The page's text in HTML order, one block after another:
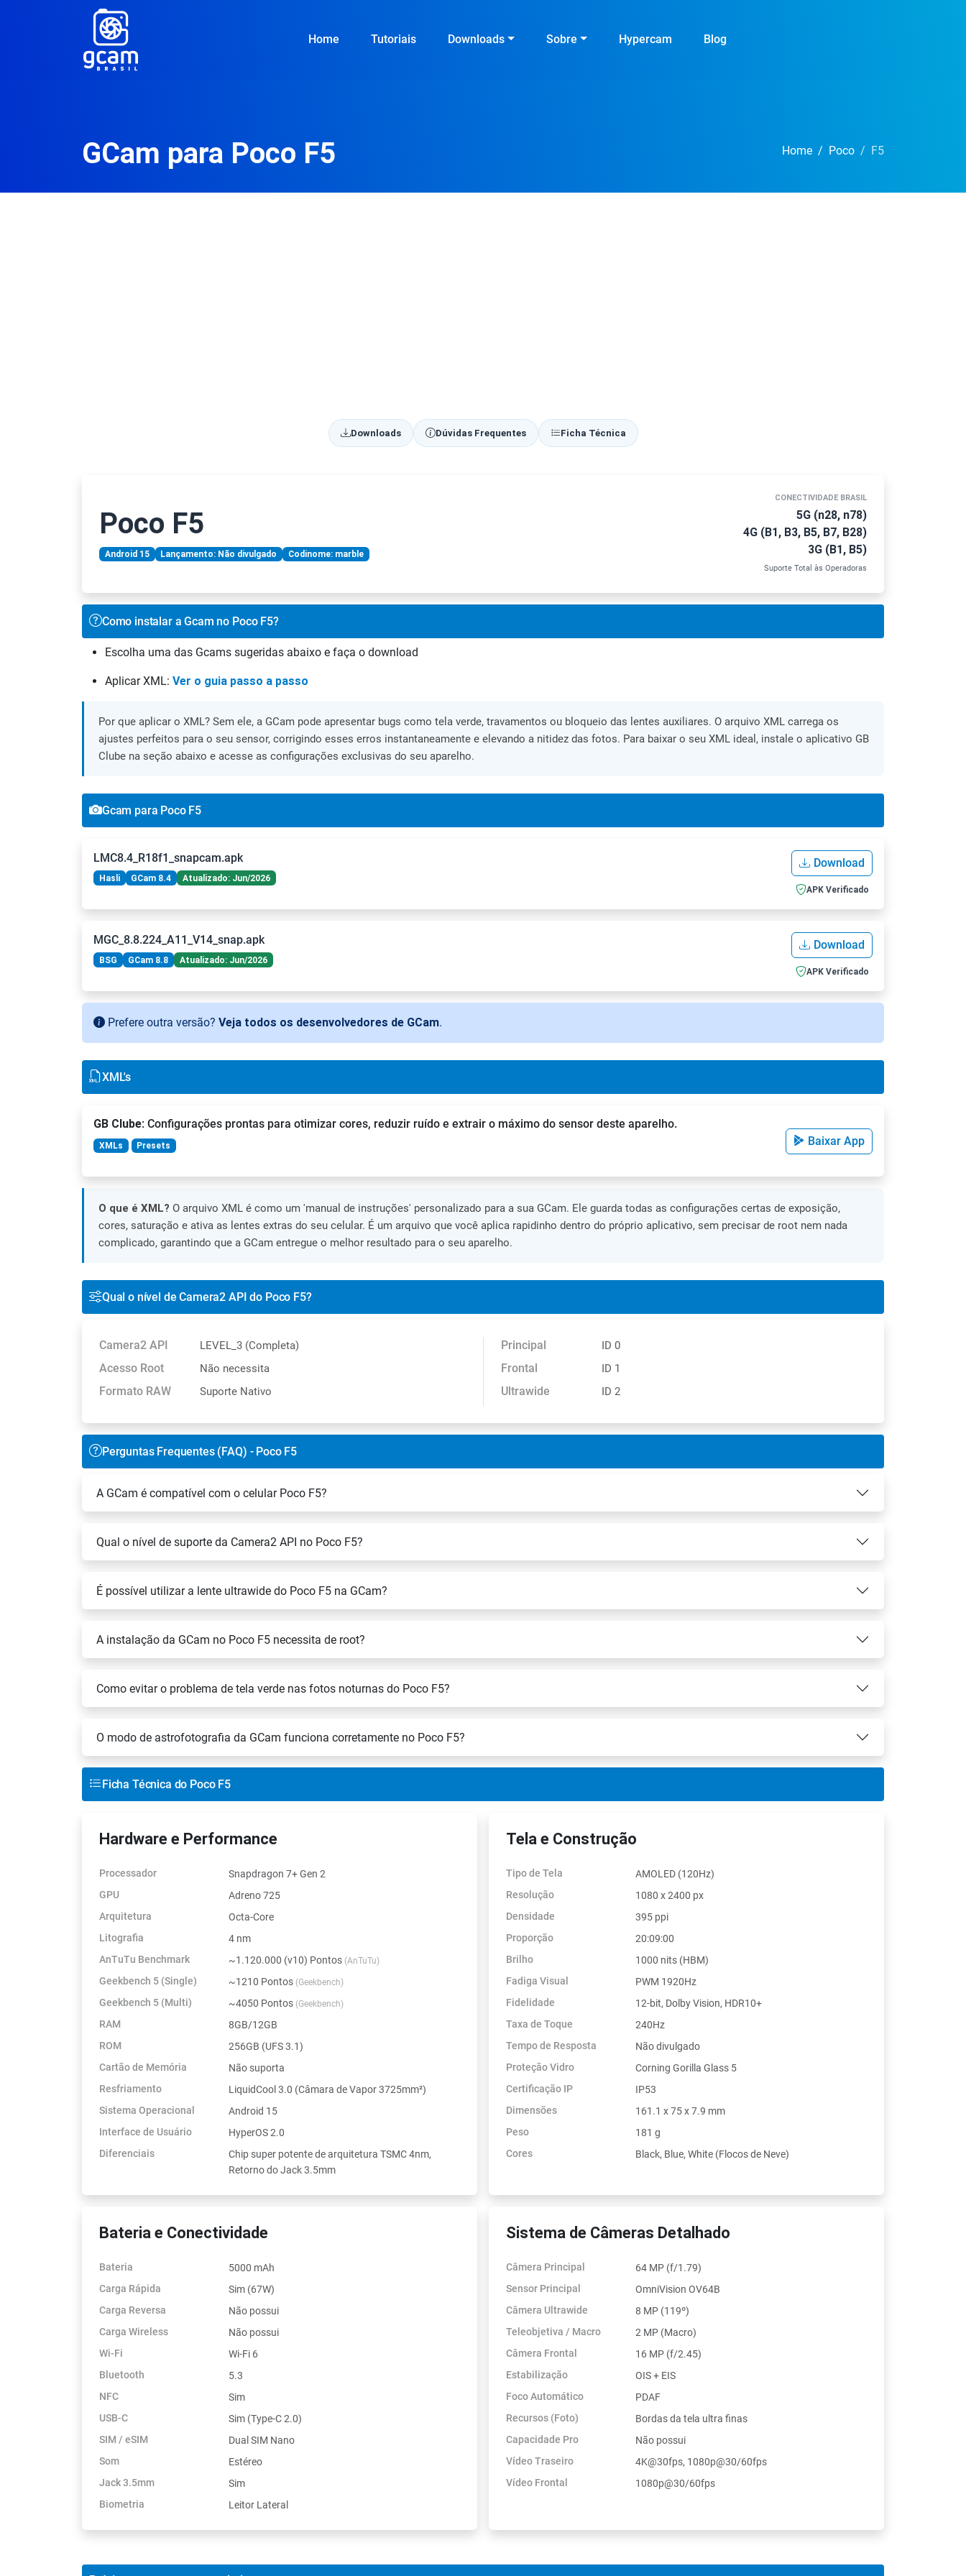
Home Tutoriais Downloads Sobre Hypercam Blog
GCam para Poco F5 Home Poco F5
Downloads Dúvidas Frequentes Ficha Técnica
Poco F5
Android 15 Lançamento: Não divulgado Codinome: marble
CONECTIVIDADE BRASIL
5G (n28, n78)
4G (B1, B3, B5, B7, B28)
3G (B1, B5)
Suporte Total às Operadoras
Como instalar a Gcam no Poco F5?
Escolha uma das Gcams sugeridas abaixo e faça o download
Aplicar XML: Ver o guia passo a passo
Por que aplicar o XML? Sem ele, a GCam pode apresentar bugs como tela verde, travamentos ou bloqueio das lentes auxiliares. O arquivo XML carrega os
ajustes perfeitos para o seu sensor, corrigindo esses erros instantaneamente e elevando a nitidez das fotos. Para baixar o seu XML ideal, instale o aplicativo GB
Clube na seção abaixo e acesse as configurações exclusivas do seu aparelho.
Gcam para Poco F5
LMC8.4_R18f1_snapcam.apk
Hasli GCam 8.4 Atualizado: Jun/2026
Download
APK Verificado
MGC_8.8.224_A11_V14_snap.apk
BSG GCam 8.8 Atualizado: Jun/2026
Download
APK Verificado
Prefere outra versão? Veja todos os desenvolvedores de GCam.
XML's
GB Clube: Configurações prontas para otimizar cores, reduzir ruído e extrair o máximo do sensor deste aparelho.
XMLs Presets Baixar App
O que é XML? O arquivo XML é como um 'manual de instruções' personalizado para a sua GCam. Ele guarda todas as configurações certas de exposição,
cores, saturação e ativa as lentes extras do seu celular. É um arquivo que você aplica rapidinho dentro do próprio aplicativo, sem precisar de root nem nada
complicado, garantindo que a GCam entregue o melhor resultado para o seu aparelho.
Qual o nível de Camera2 API do Poco F5?
Camera2 API LEVEL_3 (Completa)
Acesso Root Não necessita
Formato RAW Suporte Nativo
Principal ID 0
Frontal ID 1
Ultrawide ID 2
Perguntas Frequentes (FAQ) - Poco F5
A GCam é compatível com o celular Poco F5?
Qual o nível de suporte da Camera2 API no Poco F5?
É possível utilizar a lente ultrawide do Poco F5 na GCam?
A instalação da GCam no Poco F5 necessita de root?
Como evitar o problema de tela verde nas fotos noturnas do Poco F5?
O modo de astrofotografia da GCam funciona corretamente no Poco F5?
Ficha Técnica do Poco F5
Hardware e Performance
Processador
Snapdragon 7+ Gen 2
GPU
Adreno 725
Arquitetura
Octa-Core
Litografia
4 nm
AnTuTu Benchmark
~1.120.000 (v10) Pontos (AnTuTu)
Geekbench 5 (Single) ~1210 Pontos (Geekbench)
Geekbench 5 (Multi) ~4050 Pontos (Geekbench)
RAM
8GB/12GB
ROM
256GB (UFS 3.1)
Cartão de Memória
Não suporta
Resfriamento
LiquidCool 3.0 (Câmara de Vapor 3725mm²)
Sistema Operacional
Android 15
Interface de Usuário
HyperOS 2.0
Diferenciais
Chip super potente de arquitetura TSMC 4nm,
Retorno do Jack 3.5mm
Tela e Construção
Tipo de Tela
AMOLED (120Hz)
Resolução
1080 x 2400 px
Densidade
395 ppi
Proporção
20:09:00
Brilho
1000 nits (HBM)
Fadiga Visual
PWM 1920Hz
Fidelidade
12-bit, Dolby Vision, HDR10+
Taxa de Toque
240Hz
Tempo de Resposta
Não divulgado
Proteção Vidro
Corning Gorilla Glass 5
Certificação IP
IP53
Dimensões
161.1 x 75 x 7.9 mm
Peso
181 g
Cores
Black, Blue, White (Flocos de Neve)
Bateria e Conectividade
Bateria
5000 mAh
Carga Rápida
Sim (67W)
Carga Reversa
Não possui
Carga Wireless
Não possui
Wi-Fi
Wi-Fi 6
Bluetooth
5.3
NFC
Sim
USB-C
Sim (Type-C 2.0)
SIM / eSIM
Dual SIM Nano
Som
Estéreo
Jack 3.5mm
Sim
Biometria
Leitor Lateral
Sistema de Câmeras Detalhado
Câmera Principal
64 MP (f/1.79)
Sensor Principal
OmniVision OV64B
Câmera Ultrawide
8 MP (119º)
Teleobjetiva / Macro
2 MP (Macro)
Câmera Frontal
16 MP (f/2.45)
Estabilização
OIS + EIS
Foco Automático
PDAF
Recursos (Foto)
Bordas da tela ultra finas
Capacidade Pro
Não possui
Vídeo Traseiro
4K@30fps, 1080p@30/60fps
Vídeo Frontal
1080p@30/60fps